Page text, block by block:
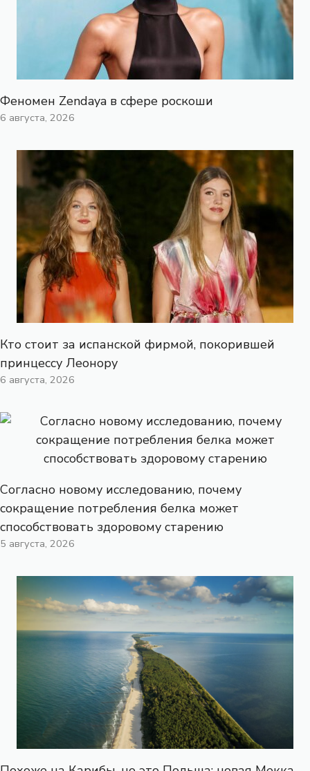
Феномен Zendaya в сфере роскоши
6 августа, 2026
Кто стоит за испанской фирмой, покорившей
принцессу Леонору
6 августа, 2026
Согласно новому исследованию, почему
сокращение потребления белка может
способствовать здоровому старению
5 августа, 2026